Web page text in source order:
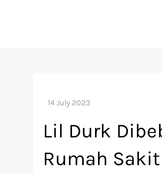
Lil Durk
Rumah